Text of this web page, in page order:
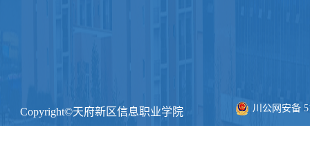
Copyright©天府新区信息职业学院 川公网安备